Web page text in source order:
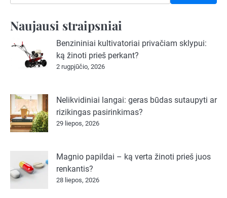
Naujausi straipsniai
Benzininiai kultivatoriai privačiam sklypui:
ką žinoti prieš perkant?
2 rugpjūčio, 2026
Nelikvidiniai langai: geras būdas sutaupyti ar
rizikingas pasirinkimas?
29 liepos, 2026
Magnio papildai – ką verta žinoti prieš juos
renkantis?
28 liepos, 2026